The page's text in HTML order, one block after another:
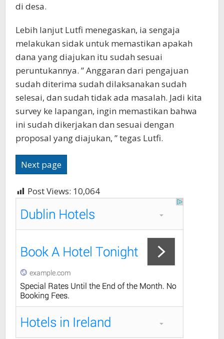
di desa.
Lebih lanjut Lutfi menegaskan, ia sengaja
melakukan sidak untuk memastikan apakah
dana yang diajukan itu sudah sesuai
peruntukannya. ” Anggaran dari pengajuan
sudah diterima sudah dilaksanakan sudah
selesai, dan sudah tidak ada masalah. Jadi kita
survey ke lapangan, ingin memastikan bahwa
ini sudah dikerjakan dan sesuai dengan
proposal yang diajukan, ” tegas Lutfi.
Next page
Post Views: 10,064